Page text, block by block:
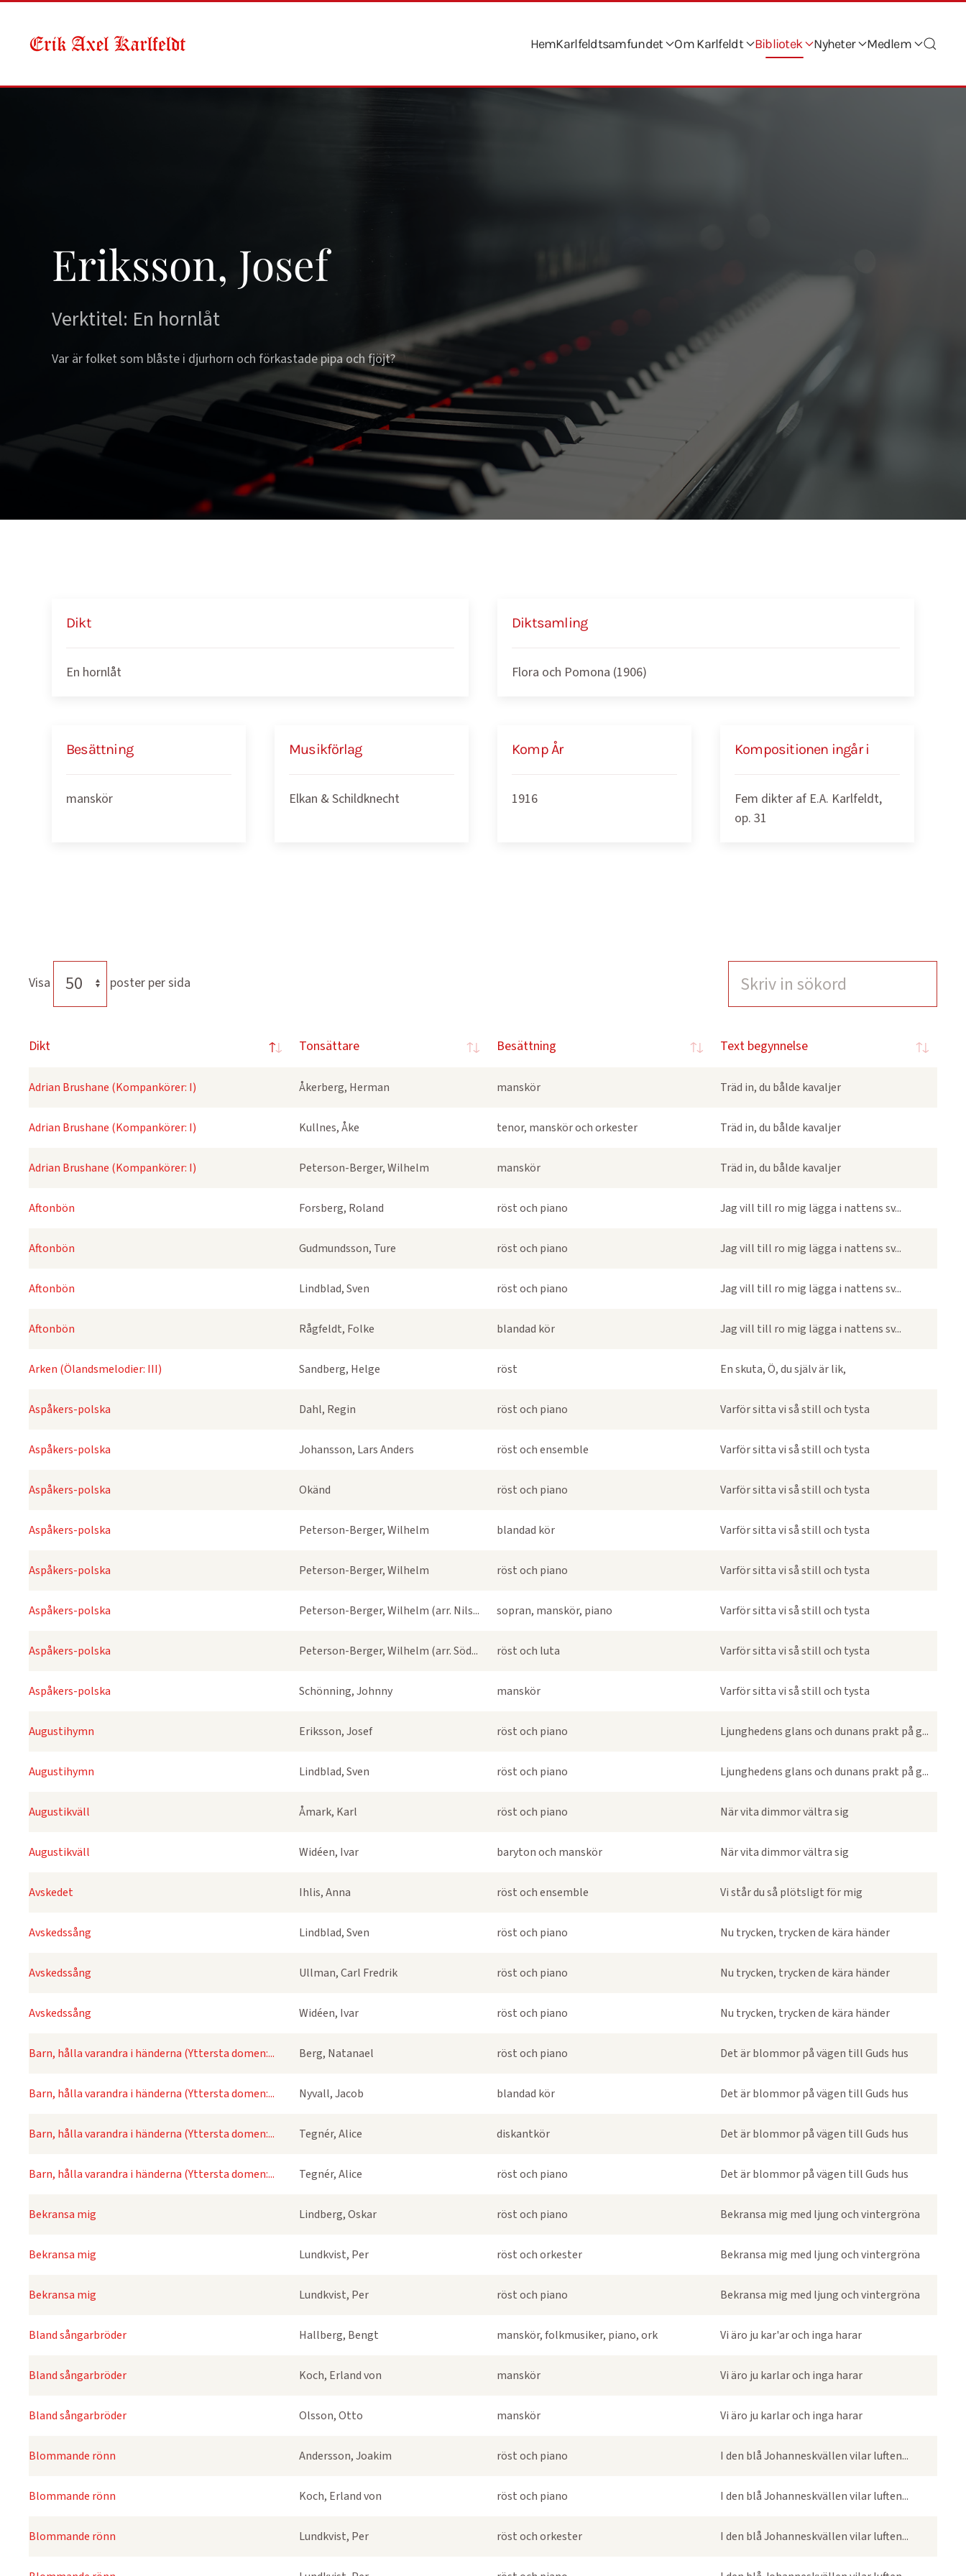
Skip to main content HemKarlfeldtsamfundet Om Karlfeldt Bibliotek Nyheter Medlem
Eriksson, Josef
Verktitel: En hornlåt
Var är folket som blåste i djurhorn och förkastade pipa och fjöjt?
Dikt
En hornlåt
Diktsamling
Flora och Pomona (1906)
Besättning
manskör
Musikförlag
Elkan & Schildknecht
Komp År
1916
Kompositionen ingår i
Fem dikter af E.A. Karlfeldt,
op. 31
Visa poster per sida
Dikt Tonsättare Besättning Text begynnelse
Adrian Brushane (Kompankörer: I) Åkerberg, Herman manskör Träd in, du bålde kavaljer
Adrian Brushane (Kompankörer: I) Kullnes, Åke tenor, manskör och orkester Träd in, du bålde kavaljer
Adrian Brushane (Kompankörer: I) Peterson-Berger, Wilhelm manskör Träd in, du bålde kavaljer
Aftonbön Forsberg, Roland röst och piano Jag vill till ro mig lägga i nattens sv...
Aftonbön Gudmundsson, Ture röst och piano Jag vill till ro mig lägga i nattens sv...
Aftonbön Lindblad, Sven röst och piano Jag vill till ro mig lägga i nattens sv...
Aftonbön Rågfeldt, Folke blandad kör Jag vill till ro mig lägga i nattens sv...
Arken (Ölandsmelodier: III) Sandberg, Helge röst En skuta, Ö, du själv är lik,
Aspåkers-polska Dahl, Regin röst och piano Varför sitta vi så still och tysta
Aspåkers-polska Johansson, Lars Anders röst och ensemble Varför sitta vi så still och tysta
Aspåkers-polska Okänd röst och piano Varför sitta vi så still och tysta
Aspåkers-polska Peterson-Berger, Wilhelm blandad kör Varför sitta vi så still och tysta
Aspåkers-polska Peterson-Berger, Wilhelm röst och piano Varför sitta vi så still och tysta
Aspåkers-polska Peterson-Berger, Wilhelm (arr. Nils... sopran, manskör, piano Varför sitta vi så still och tysta
Aspåkers-polska Peterson-Berger, Wilhelm (arr. Söd... röst och luta Varför sitta vi så still och tysta
Aspåkers-polska Schönning, Johnny manskör Varför sitta vi så still och tysta
Augustihymn Eriksson, Josef röst och piano Ljunghedens glans och dunans prakt på g...
Augustihymn Lindblad, Sven röst och piano Ljunghedens glans och dunans prakt på g...
Augustikväll Åmark, Karl röst och piano När vita dimmor vältra sig
Augustikväll Widéen, Ivar baryton och manskör När vita dimmor vältra sig
Avskedet Ihlis, Anna röst och ensemble Vi står du så plötsligt för mig
Avskedssång Lindblad, Sven röst och piano Nu trycken, trycken de kära händer
Avskedssång Ullman, Carl Fredrik röst och piano Nu trycken, trycken de kära händer
Avskedssång Widéen, Ivar röst och piano Nu trycken, trycken de kära händer
Barn, hålla varandra i händerna (Yttersta domen:... Berg, Natanael röst och piano Det är blommor på vägen till Guds hus
Barn, hålla varandra i händerna (Yttersta domen:... Nyvall, Jacob blandad kör Det är blommor på vägen till Guds hus
Barn, hålla varandra i händerna (Yttersta domen:... Tegnér, Alice diskantkör Det är blommor på vägen till Guds hus
Barn, hålla varandra i händerna (Yttersta domen:... Tegnér, Alice röst och piano Det är blommor på vägen till Guds hus
Bekransa mig Lindberg, Oskar röst och piano Bekransa mig med ljung och vintergröna
Bekransa mig Lundkvist, Per röst och orkester Bekransa mig med ljung och vintergröna
Bekransa mig Lundkvist, Per röst och piano Bekransa mig med ljung och vintergröna
Bland sångarbröder Hallberg, Bengt manskör, folkmusiker, piano, ork Vi äro ju kar'ar och inga harar
Bland sångarbröder Koch, Erland von manskör Vi äro ju karlar och inga harar
Bland sångarbröder Olsson, Otto manskör Vi äro ju karlar och inga harar
Blommande rönn Andersson, Joakim röst och piano I den blå Johanneskvällen vilar luften...
Blommande rönn Koch, Erland von röst och piano I den blå Johanneskvällen vilar luften...
Blommande rönn Lundkvist, Per röst och orkester I den blå Johanneskvällen vilar luften...